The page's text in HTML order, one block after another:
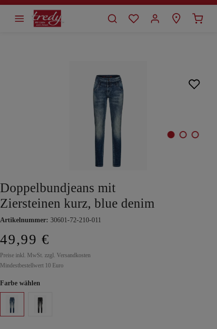
springen
Doppelbundjeans mit
Ziersteinen kurz, blue denim
Artikelnummer: 30601-72-210-011
49,99 €
Preise inkl. MwSt. zzgl. Versandkosten
Mindestbestellwert 10 Euro
Farbe wählen